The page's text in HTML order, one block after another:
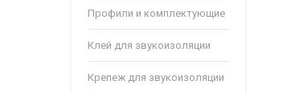
Профили и комплектующие
Клей для звукоизоляции
Крепеж для звукоизоляции